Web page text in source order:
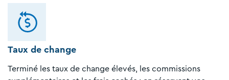
Taux de change
Terminé les taux de change élevés, les commissions